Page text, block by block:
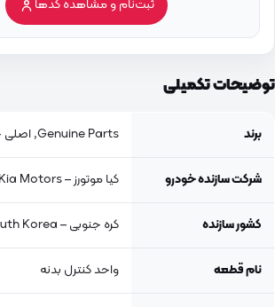
ثبت‌نام و مشاهده کدها
توضیحات تکمیلی
برند Genuine Parts, اصلی جنیون پارت
شرکت سازنده خودرو کیا موتورز – Kia Motors
کشور سازنده کره جنوبی – South Korea
نام قطعه واحد کنترل بدنه